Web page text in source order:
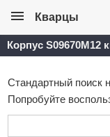
Кварцы
Корпус S09670M12
Стандартный поиск
Попробуйте